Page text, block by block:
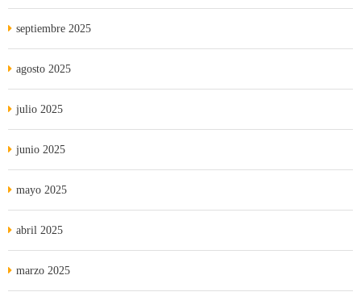
septiembre 2025
agosto 2025
julio 2025
junio 2025
mayo 2025
abril 2025
marzo 2025